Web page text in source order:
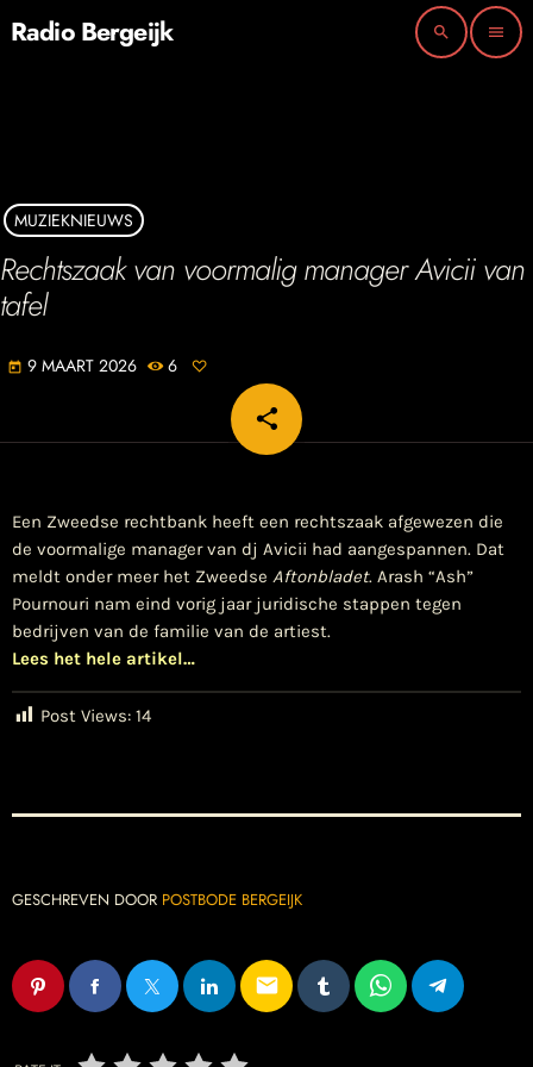
Radio Bergeijk search menu
MUZIEKNIEUWS
Rechtszaak van voormalig manager Avicii van
tafel
today 9 MAART 2026 6
share
email
Een Zweedse rechtbank heeft een rechtszaak afgewezen die
de voormalige manager van dj Avicii had aangespannen. Dat
meldt onder meer het Zweedse Aftonbladet. Arash “Ash”
Pournouri nam eind vorig jaar juridische stappen tegen
bedrijven van de familie van de artiest.
Lees het hele artikel…
Post Views: 14
GESCHREVEN DOOR POSTBODE BERGEIJK
email